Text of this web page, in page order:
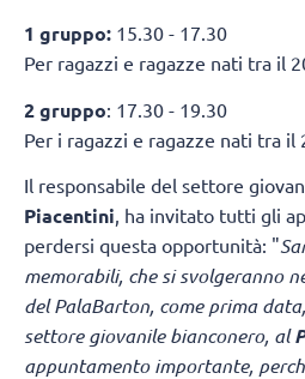
1 gruppo: 15.30 - 17.30
Per ragazzi e ragazze nati tra il
2 gruppo: 17.30 - 19.30
Per i ragazzi e ragazze nati tra il
Il responsabile del settore
Piacentini , ha invitato tutti gli
perdersi questa opportunità: "
memorabili, che si svolgeranno
del PalaBarton, come prima
settore giovanile bianconero, al
appuntamento importante,